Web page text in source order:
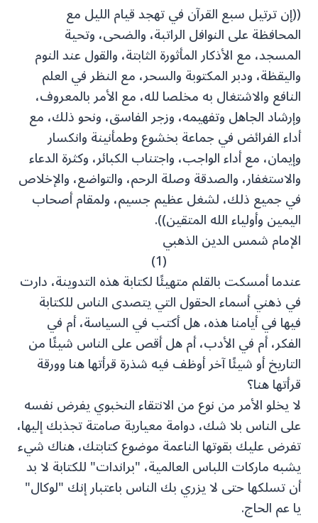
((إن ترتيل سبع القرآن في تهجد قيام الليل مع
المحافظة على النوافل الراتبة، والضحى، وتحية
المسجد، مع الأذكار المأثورة الثابتة، والقول عند النوم
واليقظة، ودبر المكتوبة والسحر، مع النظر في العلم
النافع والاشتغال به مخلصا لله، مع الأمر بالمعروف،
وإرشاد الجاهل وتفهيمه، وزجر الفاسق، ونحو ذلك، مع
أداء الفرائض في جماعة بخشوع وطمأنينة وانكسار
وإيمان، مع أداء الواجب، واجتناب الكبائر، وكثرة الدعاء
والاستغفار، والصدقة وصلة الرحم، والتواضع، والإخلاص
في جميع ذلك، لشغل عظيم جسيم، ولمقام أصحاب
اليمين وأولياء الله المتقين)).
الإمام شمس الدين الذهبي
(1)
عندما أمسكت بالقلم متهيئًا لكتابة هذه التدوينة، دارت
في ذهني أسماء الحقول التي يتصدى الناس للكتابة
فيها في أيامنا هذه، هل أكتب في السياسة، أم في
الفكر، أم في الأدب، أم هل أقص على الناس شيئًا من
التاريخ أو شيئًا آخر أوظف فيه شذرة قرأتها هنا وورقة
قرأتها هنا؟
لا يخلو الأمر من نوع من الانتقاء النخبوي يفرض نفسه
على الناس بلا شك، دوامة معيارية صامتة تجذبك إليها،
تفرض عليك بقوتها الناعمة موضوع كتابتك، هناك شيء
يشبه ماركات اللباس العالمية، "براندات" للكتابة لا بد
أن تسلكها حتى لا يزري بك الناس باعتبار إنك "لوكال"
يا عم الحاج.